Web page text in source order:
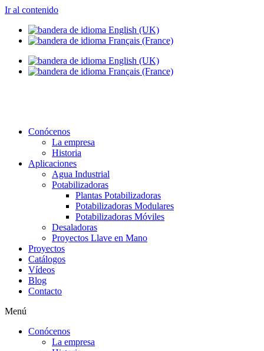
Ir al contenido
Conócenos
La empresa
Historia
Aplicaciones
Agua Industrial
Potabilizadoras
Plantas Potabilizadoras
Potabilizadoras Modulares
Potabilizadoras Móviles
Desaladoras
Proyectos Llave en Mano
Proyectos
Catálogos
Vídeos
Blog
Contacto
Menú
Conócenos
La empresa